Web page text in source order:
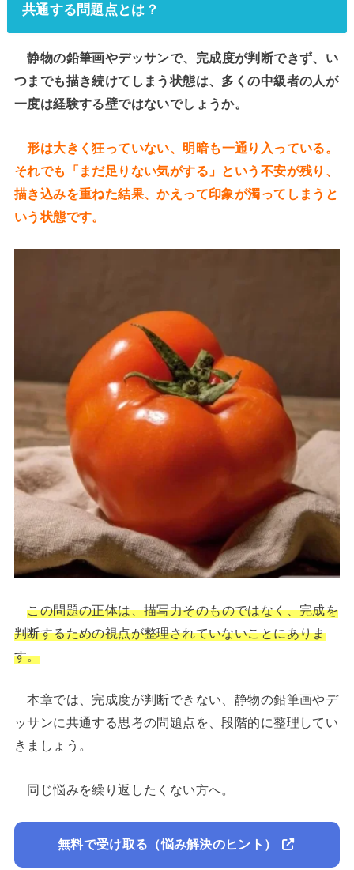
共通する問題点とは？
静物の鉛筆画やデッサンで、完成度が判断できず、い
つまでも描き続けてしまう状態は、多くの中級者の人が
一度は経験する壁ではないでしょうか。
形は大きく狂っていない、明暗も一通り入っている。
それでも「まだ足りない気がする」という不安が残り、
描き込みを重ねた結果、かえって印象が濁ってしまうと
いう状態です。
この問題の正体は、描写力そのものではなく、完成を
判断するための視点が整理されていないことにありま
す。
本章では、完成度が判断できない、静物の鉛筆画やデ
ッサンに共通する思考の問題点を、段階的に整理してい
きましょう。
同じ悩みを繰り返したくない方へ。
無料で受け取る（悩み解決のヒント）